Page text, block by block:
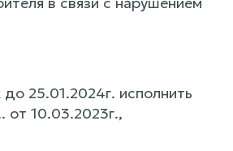
25.01.2024г. исполнить
от 10.03.2023г.,